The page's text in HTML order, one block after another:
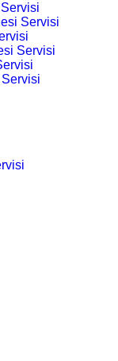
Servisi
Servisi